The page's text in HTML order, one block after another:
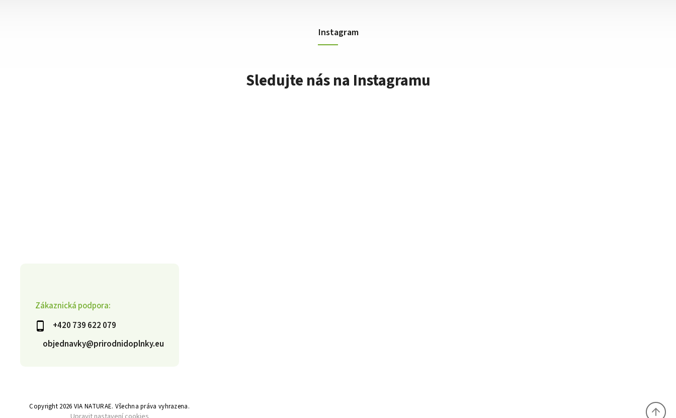
Zákaznická podpora:
+420 739 622 079
objednavky@prirodnidoplnky.eu
Instagram
Sledujte nás na Instagramu
Copyright 2026 VIA NATURAE. Všechna práva vyhrazena.